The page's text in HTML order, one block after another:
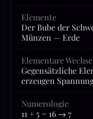
Elemente
Der Bube der
Münzen — Erde
Elementare
Gegensätzliche
erzeugen
Numerologie
11 + 5 = 16 → 7